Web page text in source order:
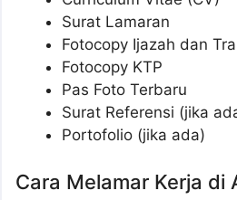
Surat Lamaran
Fotocopy Ijazah dan
Fotocopy KTP
Pas Foto Terbaru
Surat Referensi (jika
Portofolio (jika ada)
Cara Melamar Kerja di